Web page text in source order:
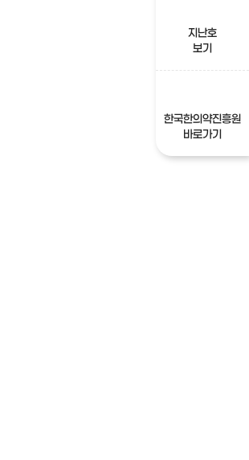
지난호
보기
한국한의약진흥원
바로가기